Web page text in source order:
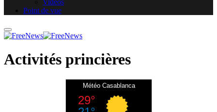
Point de vue
Activités princières